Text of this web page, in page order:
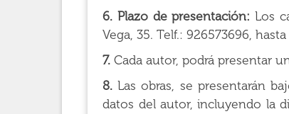
6. Plazo de presentación: Los
Vega, 35. Telf.: 926573696,
7.Cada autor, podrá presentar
8. Las obras, se presentarán
datos del autor, incluyendo la